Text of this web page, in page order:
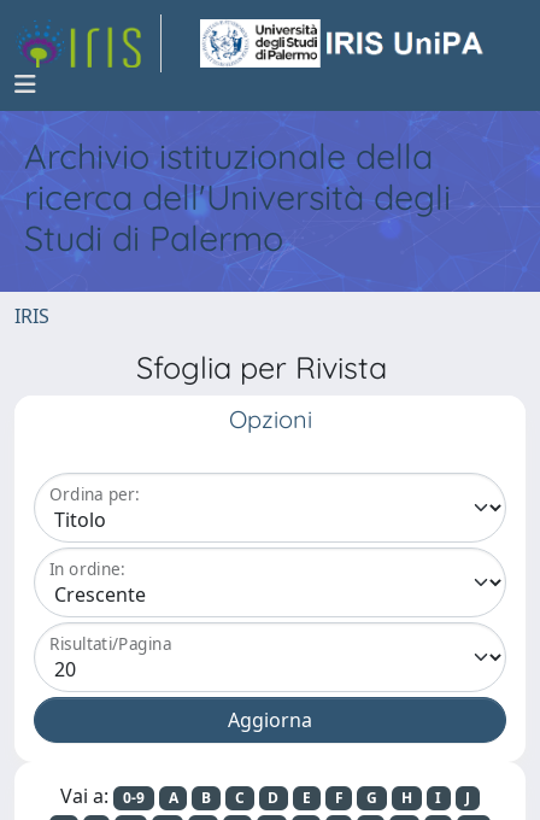
Archivio istituzionale della
ricerca dell'Università degli
Studi di Palermo
IRIS
Sfoglia per Rivista
Opzioni
Ordina per:
In ordine:
Risultati/Pagina
Vai a: 0-9 A B C D E F G H I
J